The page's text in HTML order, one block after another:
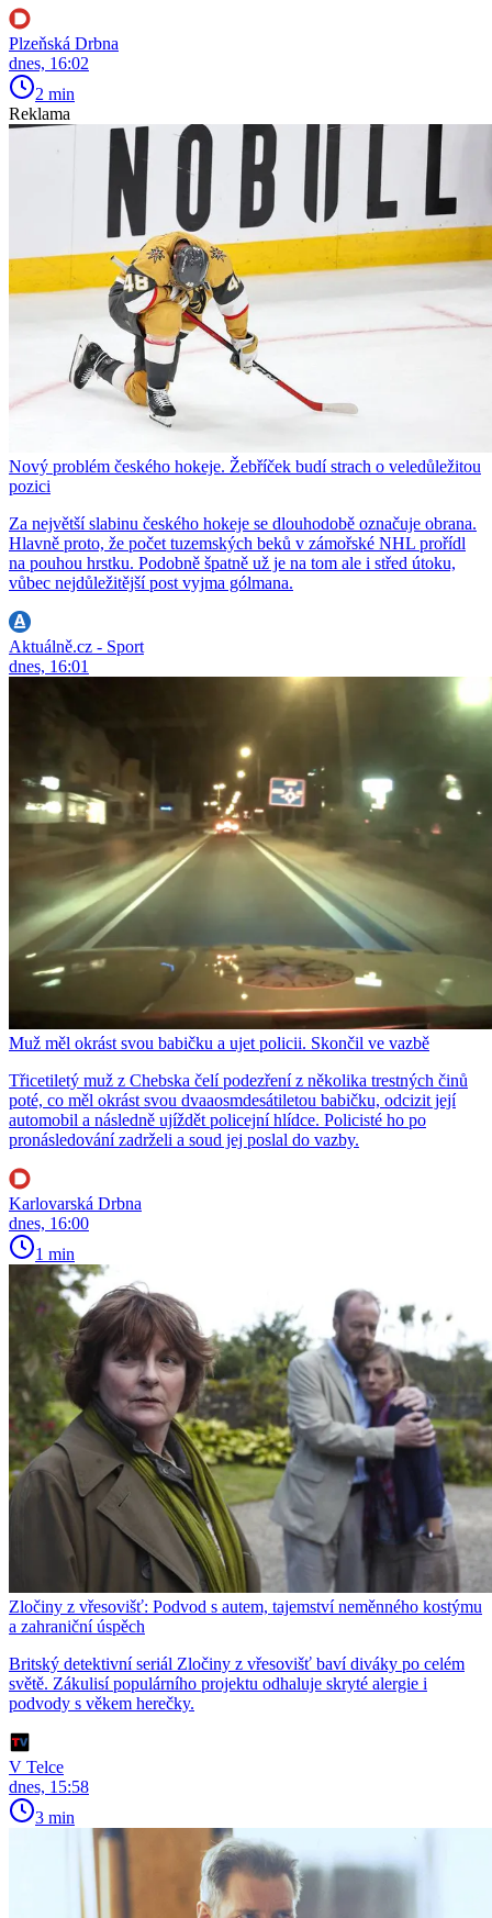
Plzeňská Drbna
dnes, 16:02
2 min
Reklama
Nový problém českého hokeje. Žebříček budí strach o veledůležitou
pozici
Za největší slabinu českého hokeje se dlouhodobě označuje obrana.
Hlavně proto, že počet tuzemských beků v zámořské NHL prořídl
na pouhou hrstku. Podobně špatně už je na tom ale i střed útoku,
vůbec nejdůležitější post vyjma gólmana.
Aktuálně.cz - Sport
dnes, 16:01
Muž měl okrást svou babičku a ujet policii. Skončil ve vazbě
Třicetiletý muž z Chebska čelí podezření z několika trestných činů
poté, co měl okrást svou dvaaosmdesátiletou babičku, odcizit její
automobil a následně ujíždět policejní hlídce. Policisté ho po
pronásledování zadrželi a soud jej poslal do vazby.
Karlovarská Drbna
dnes, 16:00
1 min
Zločiny z vřesovišť: Podvod s autem, tajemství neměnného kostýmu
a zahraniční úspěch
Britský detektivní seriál Zločiny z vřesovišť baví diváky po celém
světě. Zákulisí populárního projektu odhaluje skryté alergie i
podvody s věkem herečky.
V Telce
dnes, 15:58
3 min